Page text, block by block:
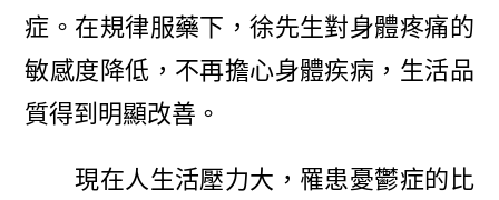
症。在規律服藥下，徐先生對身體疼痛的
敏感度降低，不再擔心身體疾病，生活品
質得到明顯改善。
現在人生活壓力大，罹患憂鬱症的比